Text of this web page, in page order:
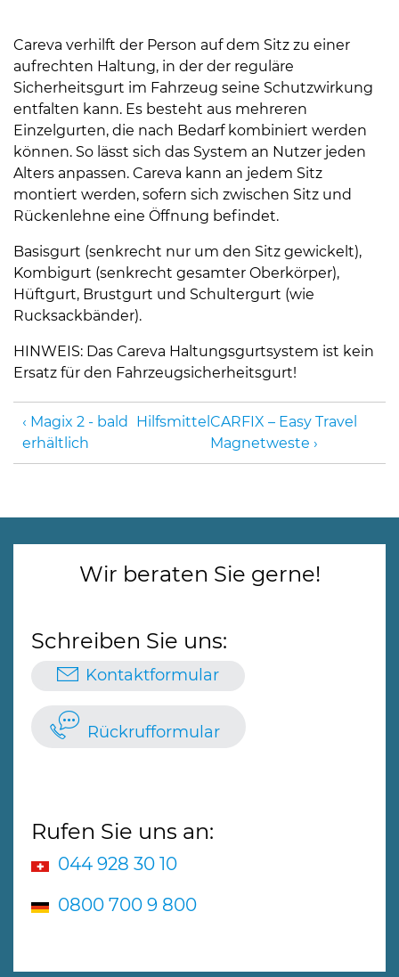
Careva verhilft der Person auf dem Sitz zu einer
aufrechten Haltung, in der der reguläre
Sicherheitsgurt im Fahrzeug seine Schutzwirkung
entfalten kann. Es besteht aus mehreren
Einzelgurten, die nach Bedarf kombiniert werden
können. So lässt sich das System an Nutzer jeden
Alters anpassen. Careva kann an jedem Sitz
montiert werden, sofern sich zwischen Sitz und
Rückenlehne eine Öffnung befindet.
Basisgurt (senkrecht nur um den Sitz gewickelt),
Kombigurt (senkrecht gesamter Oberkörper),
Hüftgurt, Brustgurt und Schultergurt (wie
Rucksackbänder).
HINWEIS: Das Careva Haltungsgurtsystem ist kein
Ersatz für den Fahrzeugsicherheitsgurt!
Magix 2 - bald
erhältlich
Hilfsmittel CARFIX – Easy Travel
Magnetweste
Wir beraten Sie gerne!
Schreiben Sie uns:
Kontaktformular
Rückrufformular
Rufen Sie uns an:
044 928 30 10
0800 700 9 800